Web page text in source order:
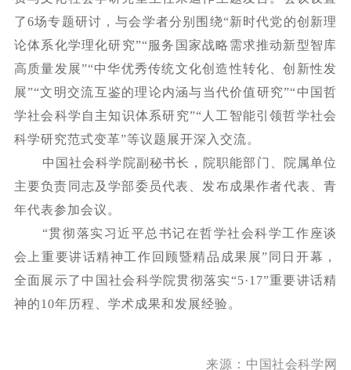
了6场专题研讨，与会学者分别围绕“新时代党的创新理
论体系化学理化研究”“服务国家战略需求推动新型智库
高质量发展”“中华优秀传统文化创造性转化、创新性发
展”“文明交流互鉴的理论内涵与当代价值研究”“中国哲
学社会科学自主知识体系研究”“人工智能引领哲学社会
科学研究范式变革”等议题展开深入交流。
中国社会科学院副秘书长，院职能部门、院属单位
主要负责同志及学部委员代表、发布成果作者代表、青
年代表参加会议。
“贯彻落实习近平总书记在哲学社会科学工作座谈
会上重要讲话精神工作回顾暨精品成果展”同日开幕，
全面展示了中国社会科学院贯彻落实“5·17”重要讲话精
神的10年历程、学术成果和发展经验。
来源： 中国社会科学网